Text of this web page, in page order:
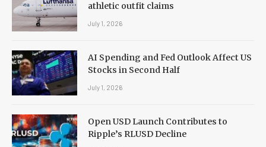
athletic outfit claims
July 1, 2026
AI Spending and Fed Outlook Affect US
Stocks in Second Half
July 1, 2026
Open USD Launch Contributes to
Ripple’s RLUSD Decline